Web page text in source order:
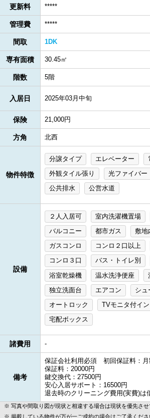
更新料 *****
管理費 *****
間取 1DK
専有面積 30.45㎡
階数 5階
入居日 2025年03月中旬
保険 21,000円
方角 北西
物件特徴
分譲タイプ エレベーター
外観タイル張り
光ファイバー
公共排水
公営水道
設備
２人入居可 室内洗濯機置場
バルコニー
都市ガス
敷地
ガスコンロ
コンロ２口以上
コンロ３口
バス・トイレ別
浴室乾燥機
温水洗浄便座
独立洗面台
エアコン
シュ
オートロック
TVモニタ付イ
宅配ボックス
諸費用 -
備考
保証会社利用必須 初回保証料：月
保証料：20000円
鍵交換代：27500円
安心入居サポート：16500円
退去時のクリーニング費用(実費)は
写真や間取り図が現状と相違する場合は現状を優先させ
掲載している物件が万が一ご成約の場合はご了承くださ